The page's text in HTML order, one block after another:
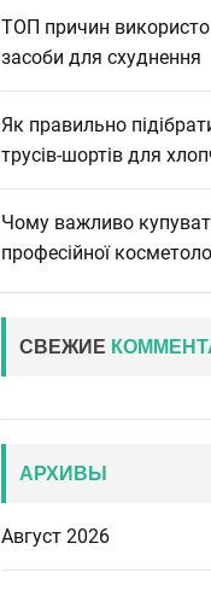
ТОП причин
засоби для схуднення
Як правильно
трусів-шортів для
Чому важливо
професійної
СВЕЖИЕ
АРХИВЫ
Август 2026